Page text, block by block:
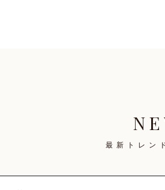
最新トレン